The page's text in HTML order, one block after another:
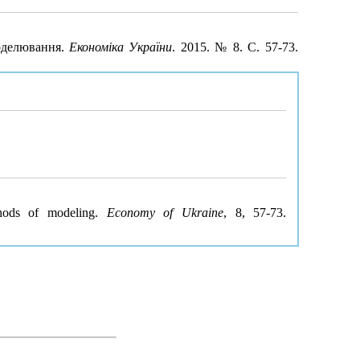
Економіка України. 2015. № 8. С. 57-73.
of modeling. Economy of Ukraine, 8, 57-73.